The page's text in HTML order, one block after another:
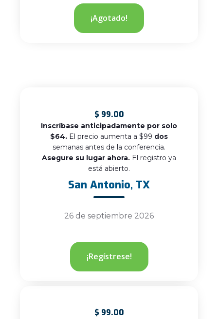
¡Agotado!
$ 99.00
Inscríbase anticipadamente por solo
$64. El precio aumenta a $99 dos
semanas antes de la conferencia.
Asegure su lugar ahora. El registro ya
está abierto.
San Antonio, TX
26 de septiembre 2026
¡Regístrese!
$ 99.00